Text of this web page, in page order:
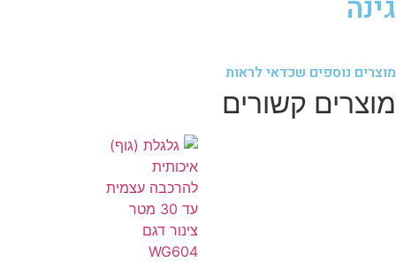
מוצרים נוספים שכדאי לראות
מוצרים קשורים